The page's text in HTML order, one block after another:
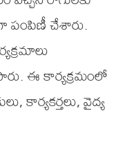
పంపిణీ చేశారు.
ఈ కార్యక్రమంలో
కార్యకర్తలు, వైద్య